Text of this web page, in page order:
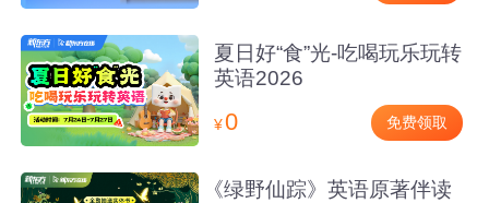
夏日好“食”光-吃喝玩乐玩转
英语2026
¥0 免费领取
《绿野仙踪》英语原著伴读